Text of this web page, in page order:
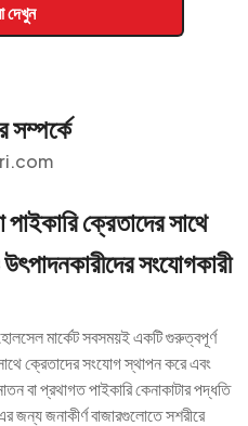
সম্পর্কে
পাইকারি ক্রেতাদের সাথে
সংযোগকারী
হোলসেল মার্কেট সবসময়ই একটি গুরুত্বপূর্ণ
ক্রেতাদের সংযোগ স্থাপন করে এবং
বা প্রথাগত পাইকারি কেনাকাটার পদ্ধতি
জনাকীর্ণ বাজারগুলোতে সশরীরে